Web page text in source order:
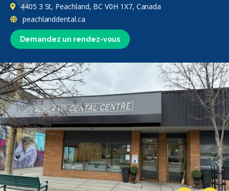
Demandez un rendez-vous
4405 3 St, Peachland, BC V0H 1X7, Canada
peachlanddental.ca